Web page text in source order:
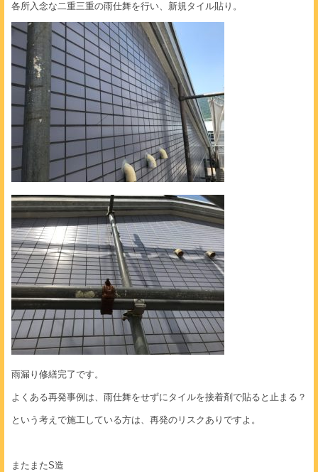
各所入念な二重三重の雨仕舞を行い、新規タイル貼り。
雨漏り修繕完了です。
よくある再発事例は、雨仕舞をせずにタイルを接着剤で貼ると止まる？
という考えで施工している方は、再発のリスクありですよ。
またまたS造